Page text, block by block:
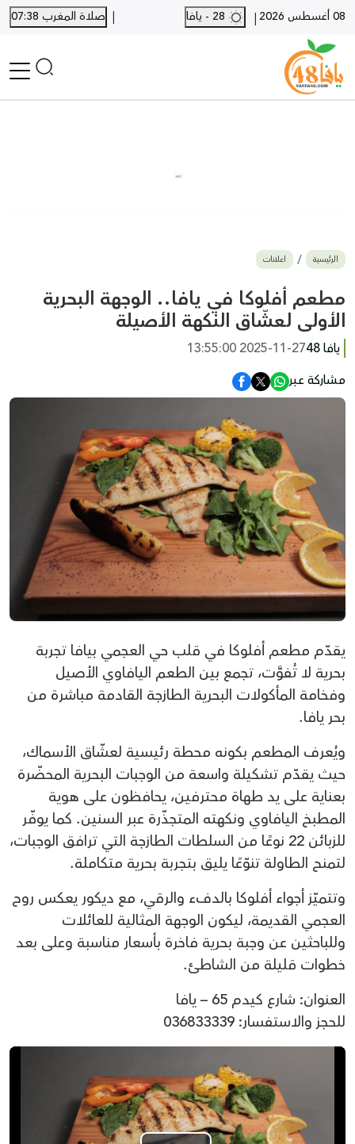
08 أغسطس 2026 |
| صلاة المغرب 07:38
بيع وشراء
أخبار القدس
وفيات
المزيد
ارسل خبر
الرئيسية اعلانات
مطعم أفلوكا في يافا.. الوجهة البحرية
الأولى لعشّاق النكهة الأصيلة
يافا 48
2025-11-27 13:55:00
مشاركة عبر
يقدّم مطعم أفلوكا في قلب حي العجمي بيافا تجربة
بحرية لا تُفوَّت، تجمع بين الطعم اليافاوي الأصيل
وفخامة المأكولات البحرية الطازجة القادمة مباشرة من
بحر يافا.
ويُعرف المطعم بكونه محطة رئيسية لعشّاق الأسماك،
حيث يقدّم تشكيلة واسعة من الوجبات البحرية المحضّرة
بعناية على يد طهاة محترفين، يحافظون على هوية
المطبخ اليافاوي ونكهته المتجذّرة عبر السنين. كما يوفّر
للزبائن 22 نوعًا من السلطات الطازجة التي ترافق الوجبات،
لتمنح الطاولة تنوّعًا يليق بتجربة بحرية متكاملة.
وتتميّز أجواء أفلوكا بالدفء والرقي، مع ديكور يعكس روح
العجمي القديمة، ليكون الوجهة المثالية للعائلات
وللباحثين عن وجبة بحرية فاخرة بأسعار مناسبة وعلى بعد
خطوات قليلة من الشاطئ.
العنوان: شارع كيدم 65 – يافا
للحجز والاستفسار: 036833339